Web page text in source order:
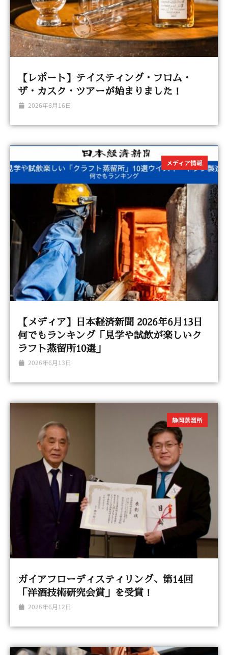
【レポート】テイスティング・フロム・
ザ・カスク・ツアーが始まりました！
2026年6月16日
メディア情報
【メディア】日本経済新聞 2026年6月13日
何でもランキング「見学や試飲が楽しいク
ラフト蒸留所10選」
2026年6月13日
静岡蒸溜所
ガイアフローディスティリング、第14回
「洋酒技術研究会賞」を受賞！
2026年6月12日